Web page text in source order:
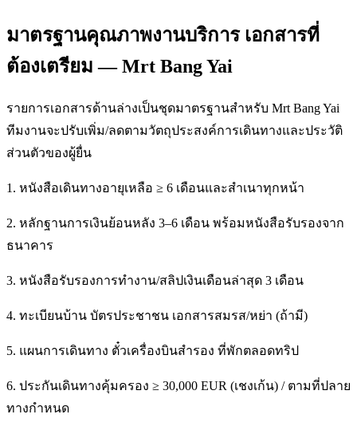
มาตรฐานคุณภาพงานบริการ เอกสารที่
ต้องเตรียม — Mrt Bang Yai
รายการเอกสารด้านล่างเป็นชุดมาตรฐานสำหรับ Mrt Bang Yai
ทีมงานจะปรับเพิ่ม/ลดตามวัตถุประสงค์การเดินทางและประวัติ
ส่วนตัวของผู้ยื่น
1. หนังสือเดินทางอายุเหลือ ≥ 6 เดือนและสำเนาทุกหน้า
2. หลักฐานการเงินย้อนหลัง 3–6 เดือน พร้อมหนังสือรับรองจาก
ธนาคาร
3. หนังสือรับรองการทำงาน/สลิปเงินเดือนล่าสุด 3 เดือน
4. ทะเบียนบ้าน บัตรประชาชน เอกสารสมรส/หย่า (ถ้ามี)
5. แผนการเดินทาง ตั๋วเครื่องบินสำรอง ที่พักตลอดทริป
6. ประกันเดินทางคุ้มครอง ≥ 30,000 EUR (เชงเก้น) / ตามที่ปลาย
ทางกำหนด